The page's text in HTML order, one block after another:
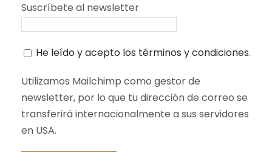
Suscríbete al newsletter
He leído y acepto los términos y condiciones.
Utilizamos Mailchimp como gestor de
newsletter, por lo que tu dirección de correo se
transferirá internacionalmente a sus servidores
en USA.